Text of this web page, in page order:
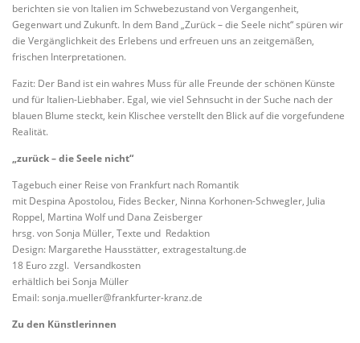
berichten sie von Italien im Schwebezustand von Vergangenheit,
Gegenwart und Zukunft. In dem Band „Zurück – die Seele nicht“ spüren wir
die Vergänglichkeit des Erlebens und erfreuen uns an zeitgemäßen,
frischen Interpretationen.
Fazit: Der Band ist ein wahres Muss für alle Freunde der schönen Künste
und für Italien-Liebhaber. Egal, wie viel Sehnsucht in der Suche nach der
blauen Blume steckt, kein Klischee verstellt den Blick auf die vorgefundene
Realität.
„zurück – die Seele nicht“
Tagebuch einer Reise von Frankfurt nach Romantik
mit Despina Apostolou, Fides Becker, Ninna Korhonen-Schwegler, Julia
Roppel, Martina Wolf und Dana Zeisberger
hrsg. von Sonja Müller, Texte und Redaktion
Design: Margarethe Hausstätter, extragestaltung.de
18 Euro zzgl. Versandkosten
erhältlich bei Sonja Müller
Email: sonja.mueller@frankfurter-kranz.de
Zu den Künstlerinnen